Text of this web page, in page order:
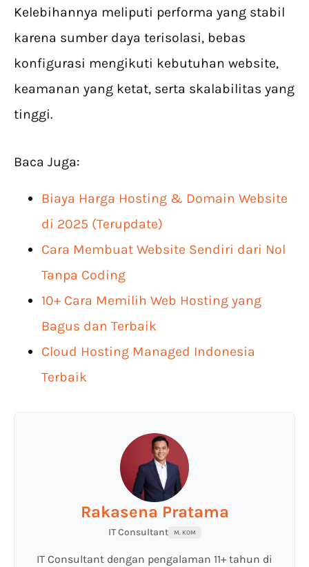
Kelebihannya meliputi performa yang stabil
karena sumber daya terisolasi, bebas
konfigurasi mengikuti kebutuhan website,
keamanan yang ketat, serta skalabilitas yang
tinggi.
Baca Juga:
Biaya Harga Hosting & Domain Website
di 2025 (Terupdate)
Cara Membuat Website Sendiri dari Nol
Tanpa Coding
10+ Cara Memilih Web Hosting yang
Bagus dan Terbaik
Cloud Hosting Managed Indonesia
Terbaik
Rakasena Pratama
IT Consultant M. KOM
IT Consultant dengan pengalaman 11+ tahun di